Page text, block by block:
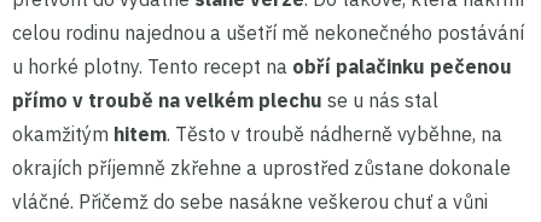
celou rodinu najednou a ušetří mě nekonečného postávání
u horké plotny. Tento recept na obří palačinku pečenou
přímo v troubě na velkém plechu se u nás stal
okamžitým hitem. Těsto v troubě nádherně vyběhne, na
okrajích příjemně zkřehne a uprostřed zůstane dokonale
vláčné. Přičemž do sebe nasákne veškerou chuť a vůni